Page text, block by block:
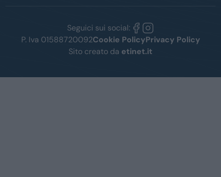
Seguici sui social:
P. Iva 01588720092Cookie PolicyPrivacy Policy
Sito creato da etinet.it